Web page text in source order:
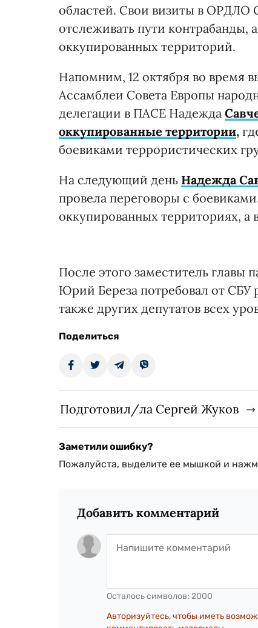
областей. Свои визиты в ОРДЛО
отслеживать пути контрабанды,
оккупированных территорий.
Напомним, 12 октября во время
Ассамблеи Совета Европы
делегации в ПАСЕ Надежда
оккупированные территории,
боевиками террористических
На следующий день Надежда
провела переговоры с
оккупированных территориях, а
После этого заместитель
Юрий Береза потребовал от СБУ
также других депутатов всех
Поделиться
Подготовил/ла Сергей Жуков
Заметили ошибку?
Пожалуйста, выделите ее мышкой и
Добавить комментарий
Осталось символов: 2000
Авторизуйтесь, чтобы иметь